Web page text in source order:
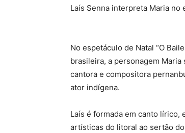
Laís Senna interpreta Maria no
No espetáculo de Natal “O
brasileira, a personagem
cantora e compositora
ator indígena.
Laís é formada em canto
artísticas do litoral ao sertão